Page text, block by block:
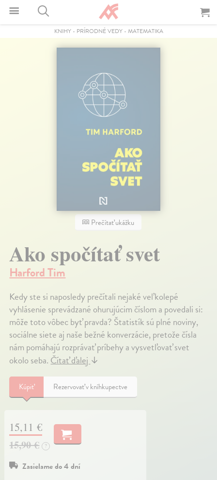
KNIHY- PRÍRODNÉ VEDY- MATEMATIKA
Prečítať ukážku
Ako spočítať svet
Harford Tim
Kedy ste si naposledy prečítali nejaké veľkolepé
vyhlásenie sprevádzané ohurujúcim číslom a povedali si:
môže toto vôbec byť pravda? Štatistík sú plné noviny,
sociálne siete aj naše bežné konverzácie, pretože čísla
nám pomáhajú rozprávať príbehy a vysvetľovať svet
okolo seba.Čítať ďalej↓
Kúpiť Rezervovať v kníhkupectve
15,11 €
15,90 €
?
Zasielame do 4 dní